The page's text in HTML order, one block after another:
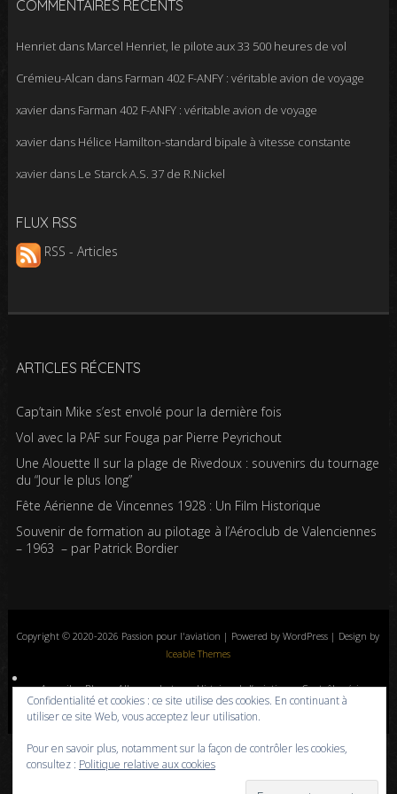
COMMENTAIRES RÉCENTS
Henrietdans Marcel Henriet, le pilote aux 33 500 heures de vol
Crémieu-Alcan dans Farman 402 F-ANFY : véritable avion de voyage
xavierdans Farman 402 F-ANFY : véritable avion de voyage
xavierdans Hélice Hamilton-standard bipale à vitesse constante
xavierdans Le Starck A.S. 37 de R.Nickel
FLUX RSS
RSS - Articles
ARTICLES RÉCENTS
Cap’tain Mike s’est envolé pour la dernière fois
Vol avec la PAF sur Fouga par Pierre Peyrichout
Une Alouette II sur la plage de Rivedoux : souvenirs du tournage
du “Jour le plus long”
Fête Aérienne de Vincennes 1928 : Un Film Historique
Souvenir de formation au pilotage à l’Aéroclub de Valenciennes
– 1963 – par Patrick Bordier
Copyright © 2020-2026 Passion pour l'aviation | Powered by WordPress | Design by
Iceable Themes
Accueil Blog Albums photos Histoires de l’aviation
Contrôle aérien
Livres
Liens A propos Contact Politique de confidentialité
Confidentialité et cookies : ce site utilise des cookies. En continuant à
utiliser ce site Web, vous acceptez leur utilisation.
Pour en savoir plus, notamment sur la façon de contrôler les cookies,
consultez : Politique relative aux cookies